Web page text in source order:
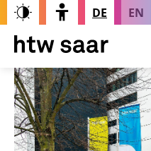
DE EN